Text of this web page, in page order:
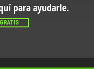
para ayudarle.